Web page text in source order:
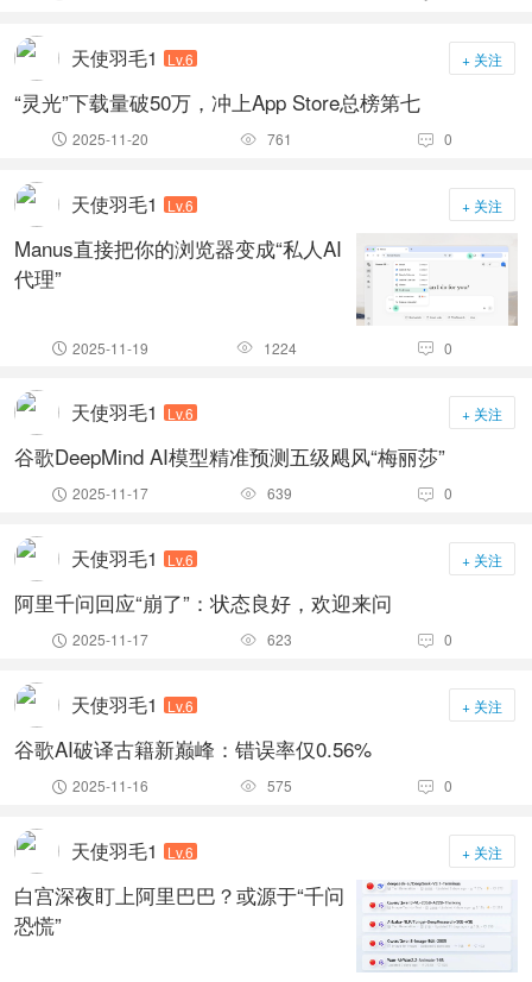
天使羽毛1 Lv.6 + 关注
“灵光”下载量破50万，冲上App Store总榜第七
 2025-11-20  761  0
天使羽毛1 Lv.6 + 关注
Manus直接把你的浏览器变成“私人AI
代理”
 2025-11-19  1224  0
天使羽毛1 Lv.6 + 关注
谷歌DeepMind AI模型精准预测五级飓风“梅丽莎”
 2025-11-17  639  0
天使羽毛1 Lv.6 + 关注
阿里千问回应“崩了”：状态良好，欢迎来问
 2025-11-17  623  0
天使羽毛1 Lv.6 + 关注
谷歌AI破译古籍新巅峰：错误率仅0.56%
 2025-11-16  575  0
天使羽毛1 Lv.6 + 关注
白宫深夜盯上阿里巴巴？或源于“千问
恐慌”